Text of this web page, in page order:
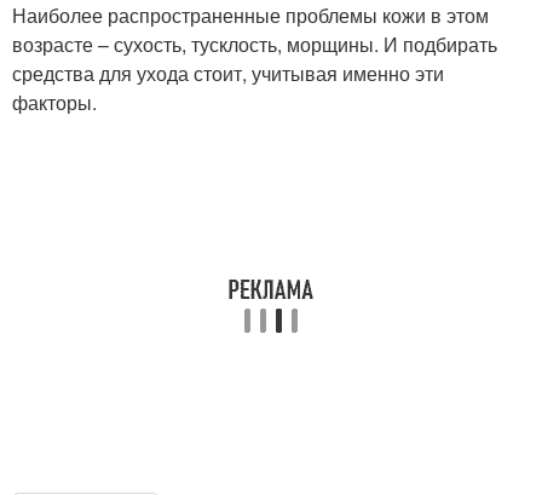
Наиболее распространенные проблемы кожи в этом
возрасте – сухость, тусклость, морщины. И подбирать
средства для ухода стоит, учитывая именно эти
факторы.